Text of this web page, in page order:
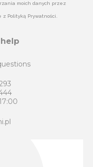
moich danych przez
z Polityką Prywatności.